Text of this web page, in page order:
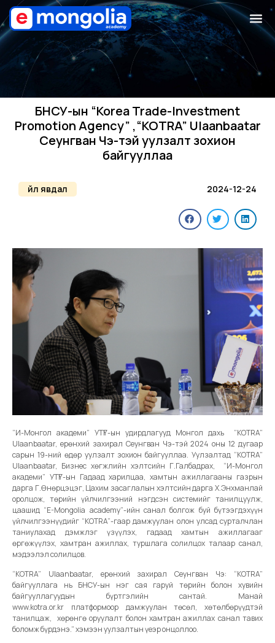
БНСУ-ын “Korea Trade-Investment
Promotion Agency” ,“KOTRA” Ulaanbaatar
Сеунгван Чэ-тэй уулзалт зохион
байгууллаа
Үйл явдал 2024-12-24
“И-Монгол академи” УТҮГ-ын удирдлагууд Монгол дахь “KOTRA”
Ulaanbaatar, ерөнхий захирал Сеунгван Чэ-тэй 2024 оны 12 дугаар
сарын 19-ний өдөр уулзалт зохион байгууллаа. Уулзалтад “KOTRA”
Ulaanbaatar, Бизнес хөгжлийн хэлтсийн Г.Галбадрах, “И-Монгол
академи” УТҮГ-ын Гадаад харилцаа, хамтын ажиллагааны газрын
дарга Г.Өнөрцэцэг, Цахим засаглалын хэлтсийн дарга Х.Энхманлай
оролцож, төрийн үйлчилгээний нэгдсэн системийг танилцуулж,
цаашид “E-Mongolia academy”-ийн санал болгож буй бүтээгдэхүүн
үйлчилгээнүүдийг “KOTRA”-гаар дамжуулан олон улсад сурталчлан
таниулахад дэмжлэг үзүүлэх, гадаад хамтын ажиллагааг
өргөжүүлэх, хамтран ажиллах, туршлага солилцох талаар санал,
мэдээлэл солилцов.
“KOTRA” Ulaanbaatar, ерөнхий захирал Сеунгван Чэ: “KOTRA”
байгууллага нь БНСУ-ын нэг сая гаруй төрийн болон хувийн
байгууллагуудын бүртгэлийн сантай. Манай
www.kotra.or.kr платформоор дамжуулан төсөл, хөтөлбөрүүдтэй
танилцаж, хөрөнгө оруулалт болон хамтран ажиллах санал тавих
боломж бүрдэнэ.” хэмээн уулзалтын үеэр онцоллоо.